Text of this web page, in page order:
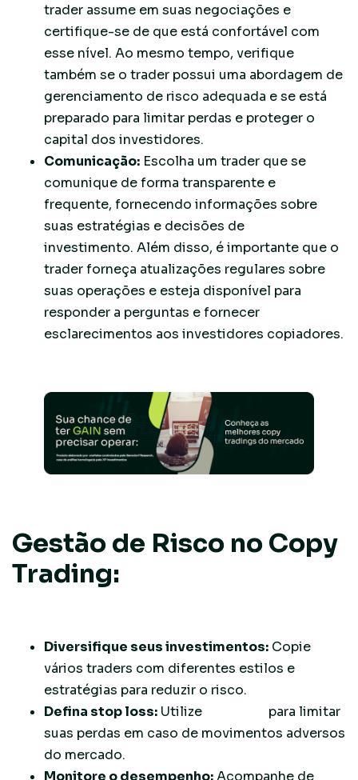
trader assume em suas negociações e
certifique-se de que está confortável com
esse nível. Ao mesmo tempo, verifique
também se o trader possui uma abordagem de
gerenciamento de risco adequada e se está
preparado para limitar perdas e proteger o
capital dos investidores.
Comunicação: Escolha um trader que se
comunique de forma transparente e
frequente, fornecendo informações sobre
suas estratégias e decisões de
investimento. Além disso, é importante que o
trader forneça atualizações regulares sobre
suas operações e esteja disponível para
responder a perguntas e fornecer
esclarecimentos aos investidores copiadores.
Gestão de Risco no Copy
Trading:
Diversifique seus investimentos: Copie
vários traders com diferentes estilos e
estratégias para reduzir o risco.
Defina stop loss: Utilize
para limitar
suas perdas em caso de movimentos adversos
do mercado.
Monitore o desempenho: Acompanhe de